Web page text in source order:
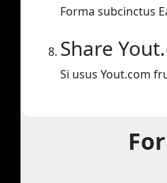
Forma subcinctus
Share
Si usus Yout.com